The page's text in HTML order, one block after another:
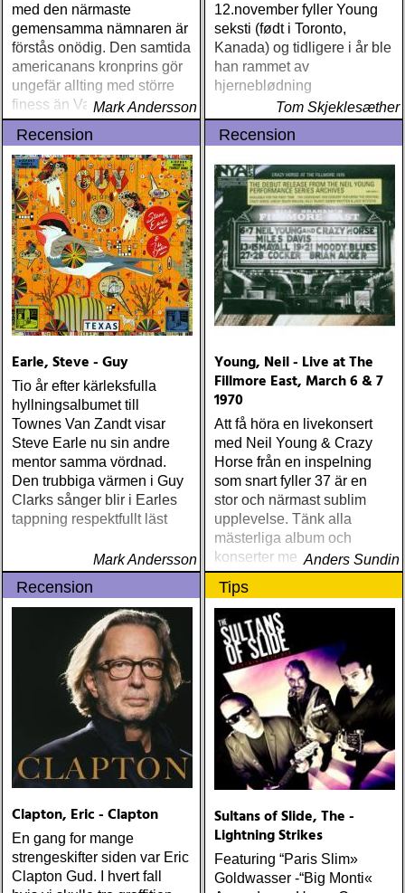
med den närmaste
gemensamma nämnaren är
förstås onödig. Den samtida
americanans kronprins gör
ungefär allting med större
finess än VadenMark Andersson
12.november fyller Young
seksti (født i Toronto,
Kanada) og tidligere i år ble
han rammet av
hjerneblødning
Tom Skjeklesæther
Recension
Earle, Steve - Guy
Tio år efter kärleksfulla
hyllningsalbumet till
Townes Van Zandt visar
Steve Earle nu sin andre
mentor samma vördnad.
Den trubbiga värmen i Guy
Clarks sånger blir i Earles
tappning respektfullt läst
Mark Andersson
Recension
Young, Neil - Live at The
Fillmore East, March 6 & 7
1970
Att få höra en livekonsert
med Neil Young & Crazy
Horse från en inspelning
som snart fyller 37 är en
stor och närmast sublim
upplevelse. Tänk alla
mästerliga album och
konserter med Neil Young
& Crazy Horse som ännu
inte är producerade
Anders Sundin
Recension
Clapton, Eric - Clapton
En gang for mange
strengeskifter siden var Eric
Clapton Gud. I hvert fall
Tips
Sultans of Slide, The -
Lightning Strikes
Featuring “Paris Slim»
Goldwasser -“Big Monti«